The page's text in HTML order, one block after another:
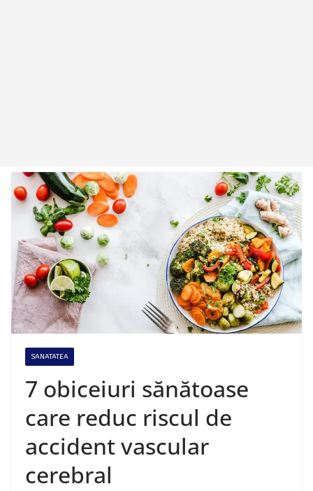
SANATATEA
7 obiceiuri sănătoase
care reduc riscul de
accident vascular
cerebral